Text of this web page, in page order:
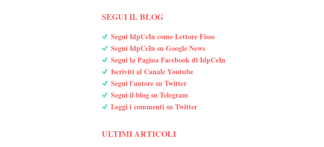
SEGUI IL BLOG
Segui IdpCeIn come Lettore Fisso
Segui IdpCeIn su Google News
Segui la Pagina Facebook di IdpCeIn
Iscriviti al Canale Youtube
Segui l'autore su Twitter
Segui il blog su Telegram
Leggi i commenti su Twitter
ULTIMI ARTICOLI